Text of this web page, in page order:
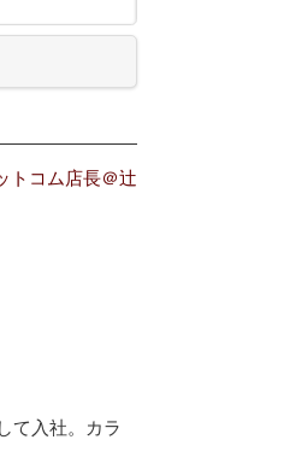
トコム店長＠辻
て入社。カラ